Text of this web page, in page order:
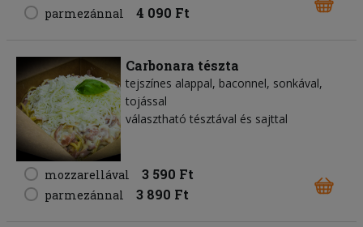
parmezánnal 4 090 Ft
Carbonara tészta
tejszínes alappal, baconnel, sonkával,
tojással
választható tésztával és sajttal
mozzarellával 3 590 Ft
parmezánnal 3 890 Ft